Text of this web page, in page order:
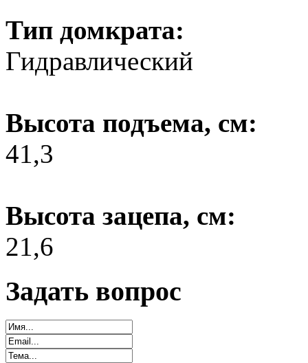
Тип домкрата:
Гидравлический
Высота подъема, см:
41,3
Высота зацепа, см:
21,6
Задать вопрос